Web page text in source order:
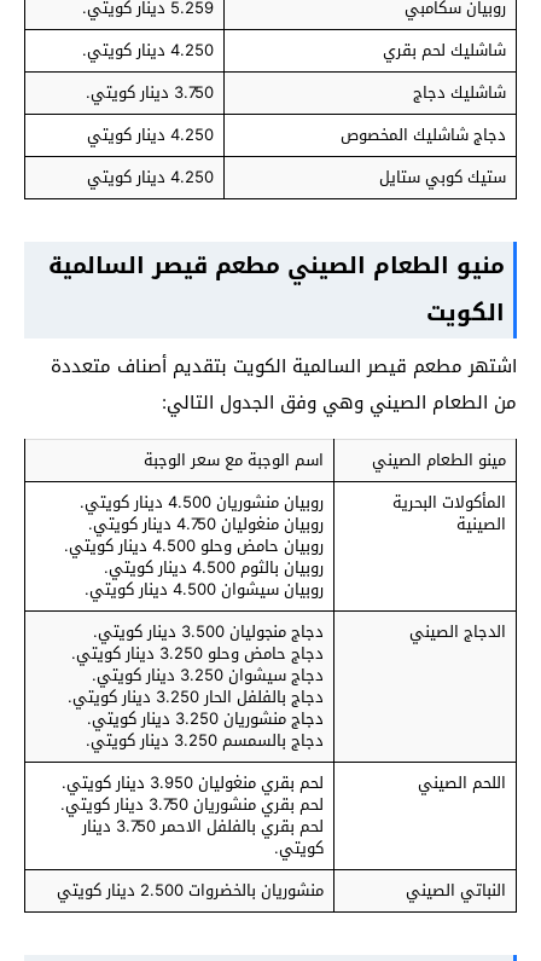
روبيان سكامبي
5.259 دينار كويتي.
شاشليك لحم بقري
4.250 دينار كويتي.
شاشليك دجاج
3.750 دينار كويتي.
دجاج شاشليك المخصوص
4.250 دينار كويتي
ستيك كوبي ستايل
4.250 دينار كويتي
منيو الطعام الصيني مطعم قيصر السالمية
الكويت
اشتهر مطعم قيصر السالمية الكويت بتقديم أصناف متعددة
من الطعام الصيني وهي وفق الجدول التالي:
مينو الطعام الصيني
اسم الوجبة مع سعر الوجبة
المأكولات البحرية
الصينية
روبيان منشوريان 4.500 دينار كويتي.
روبيان منغوليان 4.750 دينار كويتي.
روبيان حامض وحلو 4.500 دينار كويتي.
روبيان بالثوم 4.500 دينار كويتي.
روبيان سيشوان 4.500 دينار كويتي.
الدجاج الصيني
دجاج منجوليان 3.500 دينار كويتي.
دجاج حامض وحلو 3.250 دينار كويتي.
دجاج سيشوان 3.250 دينار كويتي.
دجاج بالفلفل الحار 3.250 دينار كويتي.
دجاج منشوريان 3.250 دينار كويتي.
دجاج بالسمسم 3.250 دينار كويتي.
اللحم الصيني
لحم بقري منغوليان 3.950 دينار كويتي.
لحم بقري منشوريان 3.750 دينار كويتي.
لحم بقري بالفلفل الاحمر 3.750 دينار
كويتي.
النباتي الصيني
منشوريان بالخضروات 2.500 دينار كويتي